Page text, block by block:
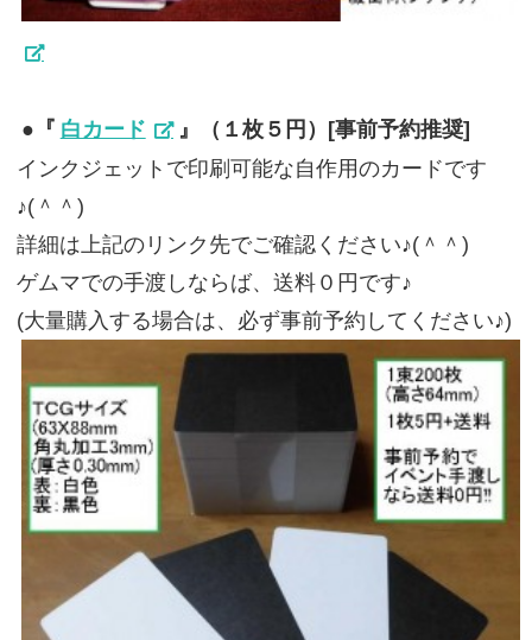
●『 白カード
』（１枚５円）[事前予約推奨]
インクジェットで印刷可能な自作用のカードです
♪(＾＾)
詳細は上記のリンク先でご確認ください♪(＾＾)
ゲムマでの手渡しならば、送料０円です♪
(大量購入する場合は、必ず事前予約してください♪)